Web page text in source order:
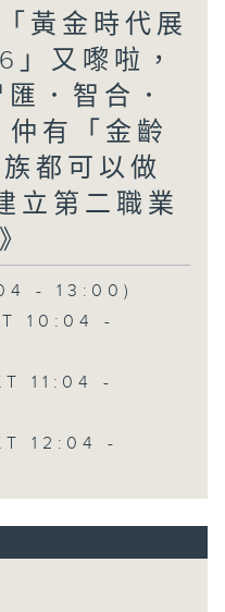
黃金時代展
又嚟啦，
．智合．
有「金齡
都可以做
立第二職業
- 13:00)
10:04 -
11:04 -
12:04 -